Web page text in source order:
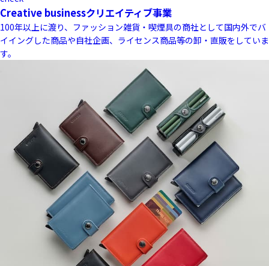
Creative businessクリエイティブ事業
100年以上に渡り、ファッション雑貨・喫煙具の商社として国内外でバ
イイングした商品や自社企画、ライセンス商品等の卸・直販をしていま
す。